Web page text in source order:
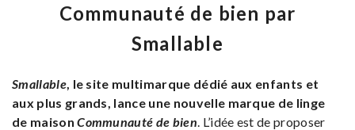
Communauté de bien par
Smallable
Smallable, le site multimarque dédié aux enfants et
aux plus grands, lance une nouvelle marque de linge
de maisonCommunauté de bien. L’idée est de proposer